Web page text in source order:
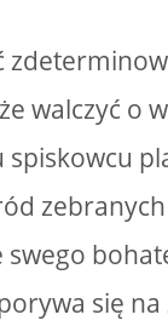
walczyć o
spiskowcu
swego
się na